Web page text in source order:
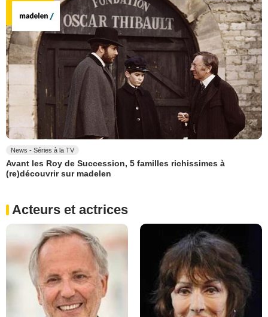
News - Séries à la TV
Avant les Roy de Succession, 5 familles richissimes à
(re)découvrir sur madelen
Acteurs et actrices